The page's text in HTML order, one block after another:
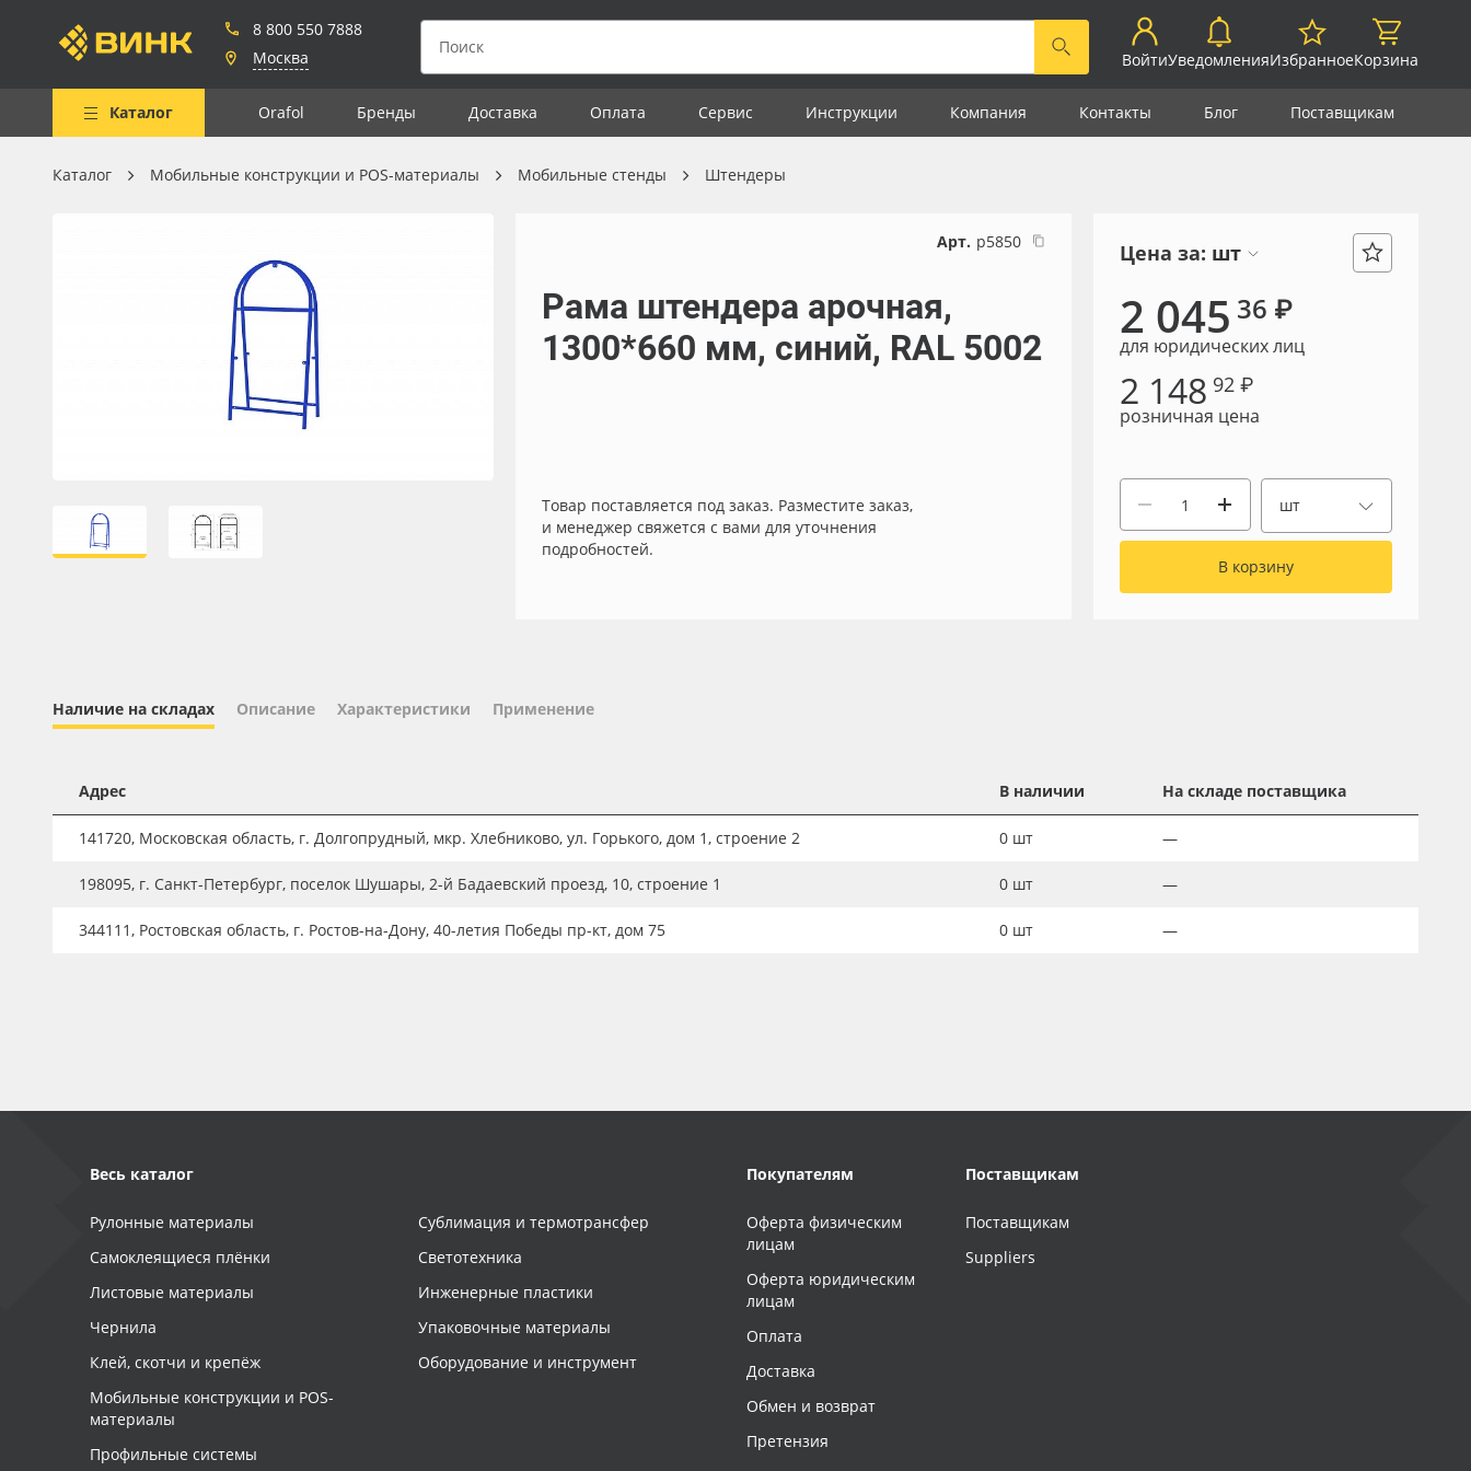
8 800 550 7888
Москва
ВойтиУведомленияИзбранноеКорзина
Каталог Orafol Бренды Доставка Оплата Сервис Инструкции Компания Контакты Блог Поставщикам
Весь каталог
Самоклеящиеся плёнки
Листовые материалы
Клей, скотчи и крепёж
Мобильные конструкции и
Сублимация и термотрансфер
Новинки ассортимента
Плёнка монтажная Oratape
ПЭТ листовой
ПЭТ бэклит
Каталог Мобильные конструкции и POS-материалы Мобильные стенды Штендеры
Арт. р5850
Рама штендера арочная,
1300*660 мм, синий, RAL 5002
Товар поставляется под заказ. Разместите заказ,
и менеджер свяжется с вами для уточнения
подробностей.
Цена за: шт
2 045 36 ₽
для юридических лиц
2 148 92 ₽
розничная цена
шт
В корзину
Наличие на складах Описание Характеристики Применение
Адрес В наличии На складе поставщика
141720, Московская область, г. Долгопрудный, мкр. Хлебниково, ул. Горького, дом 1, строение 2 0 шт —
198095, г. Санкт-Петербург, поселок Шушары, 2-й Бадаевский проезд, 10, строение 1 0 шт —
344111, Ростовская область, г. Ростов-на-Дону, 40-летия Победы пр-кт, дом 75 0 шт —
Весь каталог
Рулонные материалы
Самоклеящиеся плёнки
Листовые материалы
Чернила
Клей, скотчи и крепёж
Мобильные конструкции и POS-
материалы
Профильные системы
Сублимация и термотрансфер
Светотехника
Инженерные пластики
Упаковочные материалы
Оборудование и инструмент
Покупателям
Оферта физическим
лицам
Оферта юридическим
лицам
Оплата
Доставка
Обмен и возврат
Претензия
Поставщикам
Поставщикам
Suppliers